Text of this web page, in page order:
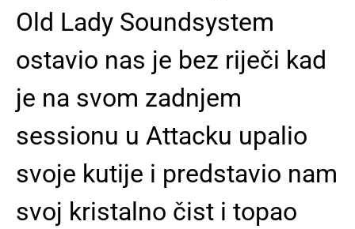
Old Lady Soundsystem
ostavio nas je bez riječi kad
je na svom zadnjem
sessionu u Attacku upalio
svoje kutije i predstavio nam
svoj kristalno čist i topao